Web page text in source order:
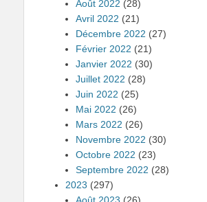
Août 2022 (28)
Avril 2022 (21)
Décembre 2022 (27)
Février 2022 (21)
Janvier 2022 (30)
Juillet 2022 (28)
Juin 2022 (25)
Mai 2022 (26)
Mars 2022 (26)
Novembre 2022 (30)
Octobre 2022 (23)
Septembre 2022 (28)
2023 (297)